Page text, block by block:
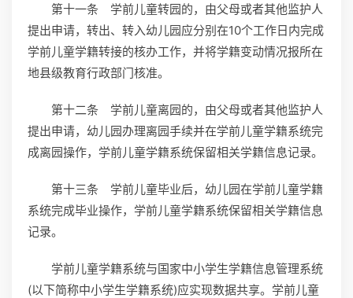
第十一条 学前儿童转园的，由父母或者其他监护人
提出申请，转出、转入幼儿园应分别在10个工作日内完成
学前儿童学籍转接的核办工作，并将学籍变动情况报所在
地县级教育行政部门核准。
第十二条 学前儿童离园的，由父母或者其他监护人
提出申请，幼儿园办理离园手续并在学前儿童学籍系统完
成离园操作，学前儿童学籍系统保留相关学籍信息记录。
第十三条 学前儿童毕业后，幼儿园在学前儿童学籍
系统完成毕业操作，学前儿童学籍系统保留相关学籍信息
记录。
学前儿童学籍系统与国家中小学生学籍信息管理系统
(以下简称中小学生学籍系统)应实现数据共享。学前儿童